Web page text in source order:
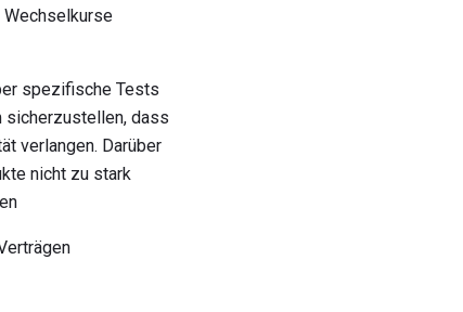
spezifische Tests
sicherzustellen, dass
verlangen. Darüber
nicht zu stark